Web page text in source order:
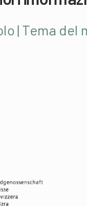
| Tema del